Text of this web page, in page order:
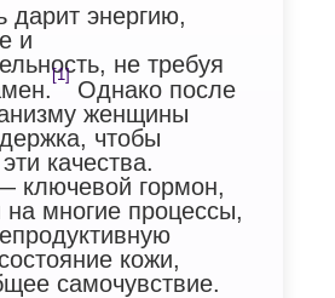
дарит энергию,
и
не требуя
[1]
Однако после
женщины
чтобы
качества.
ключевой гормон,
многие процессы,
кожи,
самочувствие.